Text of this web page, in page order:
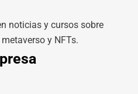
noticias y cursos sobre
y NFTs.